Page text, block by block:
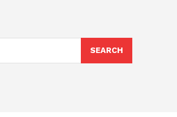
SEARCH